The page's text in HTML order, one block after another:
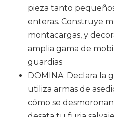
pieza tanto
enteras. Construye
montacargas, y
amplia gama de
guardias
DOMINA: Declara la
utiliza armas de
cómo se